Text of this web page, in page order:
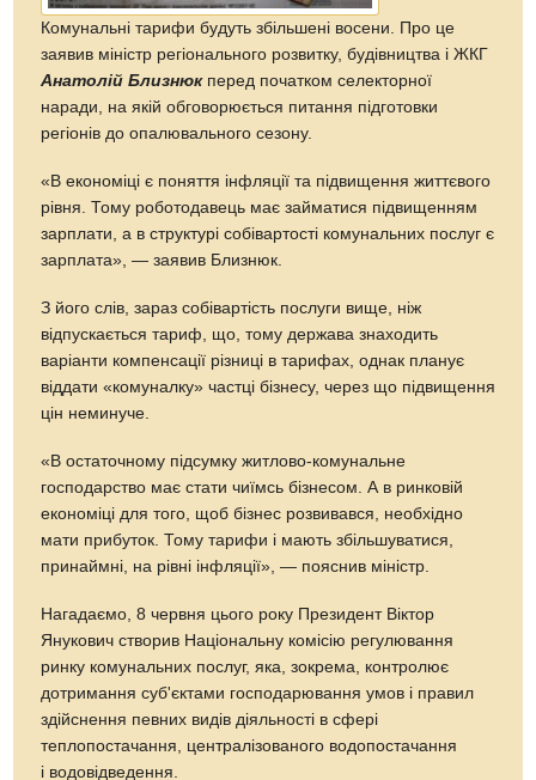
Комунальні тарифи будуть збільшені восени. Про це
заявив міністр регіонального розвитку, будівництва і ЖКГ
Анатолій Близнюкперед початком селекторної
наради, на якій обговорюється питання підготовки
регіонів до опалювального сезону.
«В економіці є поняття інфляції та підвищення життєвого
рівня. Тому роботодавець має займатися підвищенням
зарплати, а в структурі собівартості комунальних послуг є
зарплата», — заявив Близнюк.
З його слів, зараз собівартість послуги вище, ніж
відпускається тариф, що, тому держава знаходить
варіанти компенсації різниці в тарифах, однак планує
віддати «комуналку» частці бізнесу, через що підвищення
цін неминуче.
«В остаточному підсумку житлово-комунальне
господарство має стати чиїмсь бізнесом. А в ринковій
економіці для того, щоб бізнес розвивався, необхідно
мати прибуток. Тому тарифи і мають збільшуватися,
принаймні, на рівні інфляції», — пояснив міністр.
Нагадаємо, 8 червня цього року Президент Віктор
Янукович створив Національну комісію регулювання
ринку комунальних послуг, яка, зокрема, контролює
дотримання суб'єктами господарювання умов і правил
здійснення певних видів діяльності в сфері
теплопостачання, централізованого водопостачання
і водовідведення.